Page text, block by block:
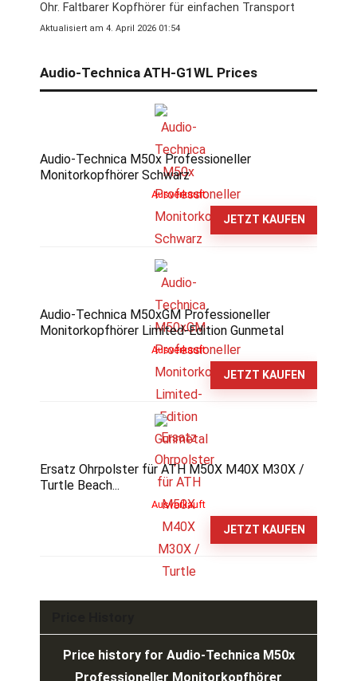
Ohr. Faltbarer Kopfhörer für einfachen Transport
Aktualisiert am 4. April 2026 01:54
Audio-Technica ATH-G1WL Prices
Audio-Technica M50x Professioneller
Monitorkopfhörer Schwarz
Ausverkauft
JETZT KAUFEN
Audio-Technica M50xGM Professioneller
Monitorkopfhörer Limited-Edition Gunmetal
Ausverkauft
JETZT KAUFEN
Ersatz Ohrpolster für ATH M50X M40X M30X /
Turtle Beach...
Ausverkauft
JETZT KAUFEN
Price history for Audio-Technica M50x
Professioneller Monitorkopfhörer